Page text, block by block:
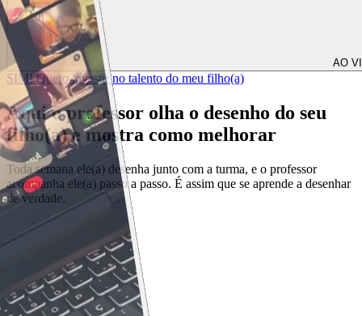
AO
SIM! Quero investir no talento do meu filho(a)
Aqui o professor olha o desenho do seu
filho(a) e mostra como melhorar
Toda semana ele(a) desenha junto com a turma, e o professor
acompanha ele(a) passo a passo. É assim que se aprende a desenhar
de verdade.